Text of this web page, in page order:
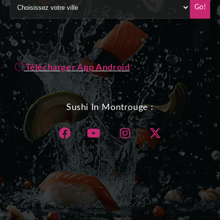
Go!
Télécharger App Android
Sushi In Montrouge :